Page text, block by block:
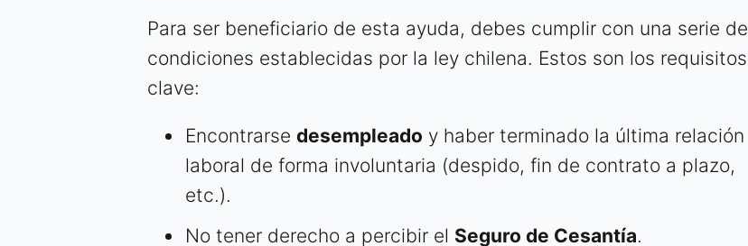
Para ser beneficiario de esta ayuda, debes cumplir con una serie de
condiciones establecidas por la ley chilena. Estos son los requisitos
clave:
Encontrarse desempleado y haber terminado la última relación
laboral de forma involuntaria (despido, fin de contrato a plazo,
etc.).
No tener derecho a percibir el Seguro de Cesantía.